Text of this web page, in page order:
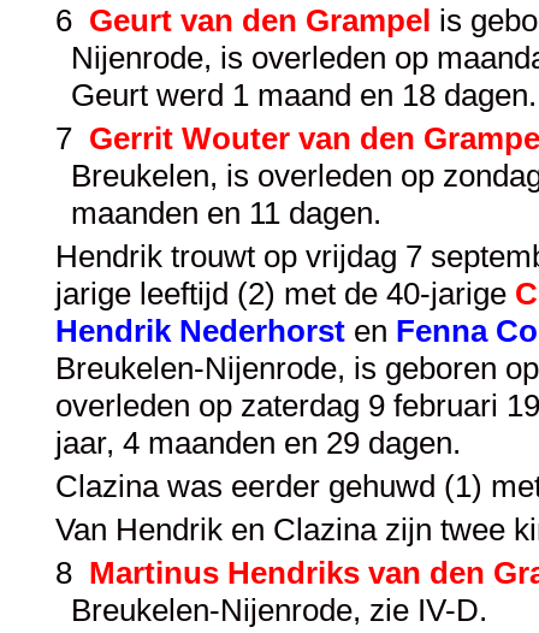
6 Geurt van den Grampel is
Nijenrode, is overleden op
Geurt werd 1 maand en 18 dagen.
7 Gerrit Wouter van den
Breukelen, is overleden op
maanden en 11 dagen.
Hendrik trouwt op vrijdag 7
jarige leeftijd (2) met de 40-jarige
Hendrik Nederhorst en Fenna
Breukelen-Nijenrode, is geboren
overleden op zaterdag 9 februari
jaar, 4 maanden en 29 dagen.
Clazina was eerder gehuwd (1)
Van Hendrik en Clazina zijn twee
8 Martinus Hendriks van den
Breukelen-Nijenrode, zie IV-D.